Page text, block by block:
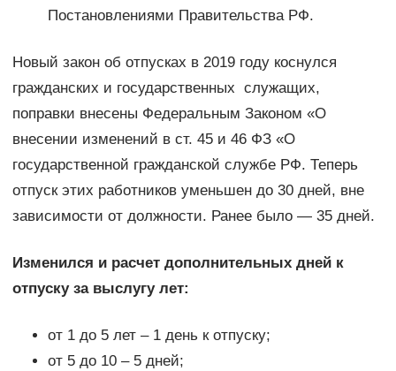
Постановлениями Правительства РФ.
Новый закон об отпусках в 2019 году коснулся
гражданских и государственных служащих,
поправки внесены Федеральным Законом «О
внесении изменений в ст. 45 и 46 ФЗ «О
государственной гражданской службе РФ. Теперь
отпуск этих работников уменьшен до 30 дней, вне
зависимости от должности. Ранее было — 35 дней.
Изменился и расчет дополнительных дней к
отпуску за выслугу лет:
от 1 до 5 лет – 1 день к отпуску;
от 5 до 10 – 5 дней;